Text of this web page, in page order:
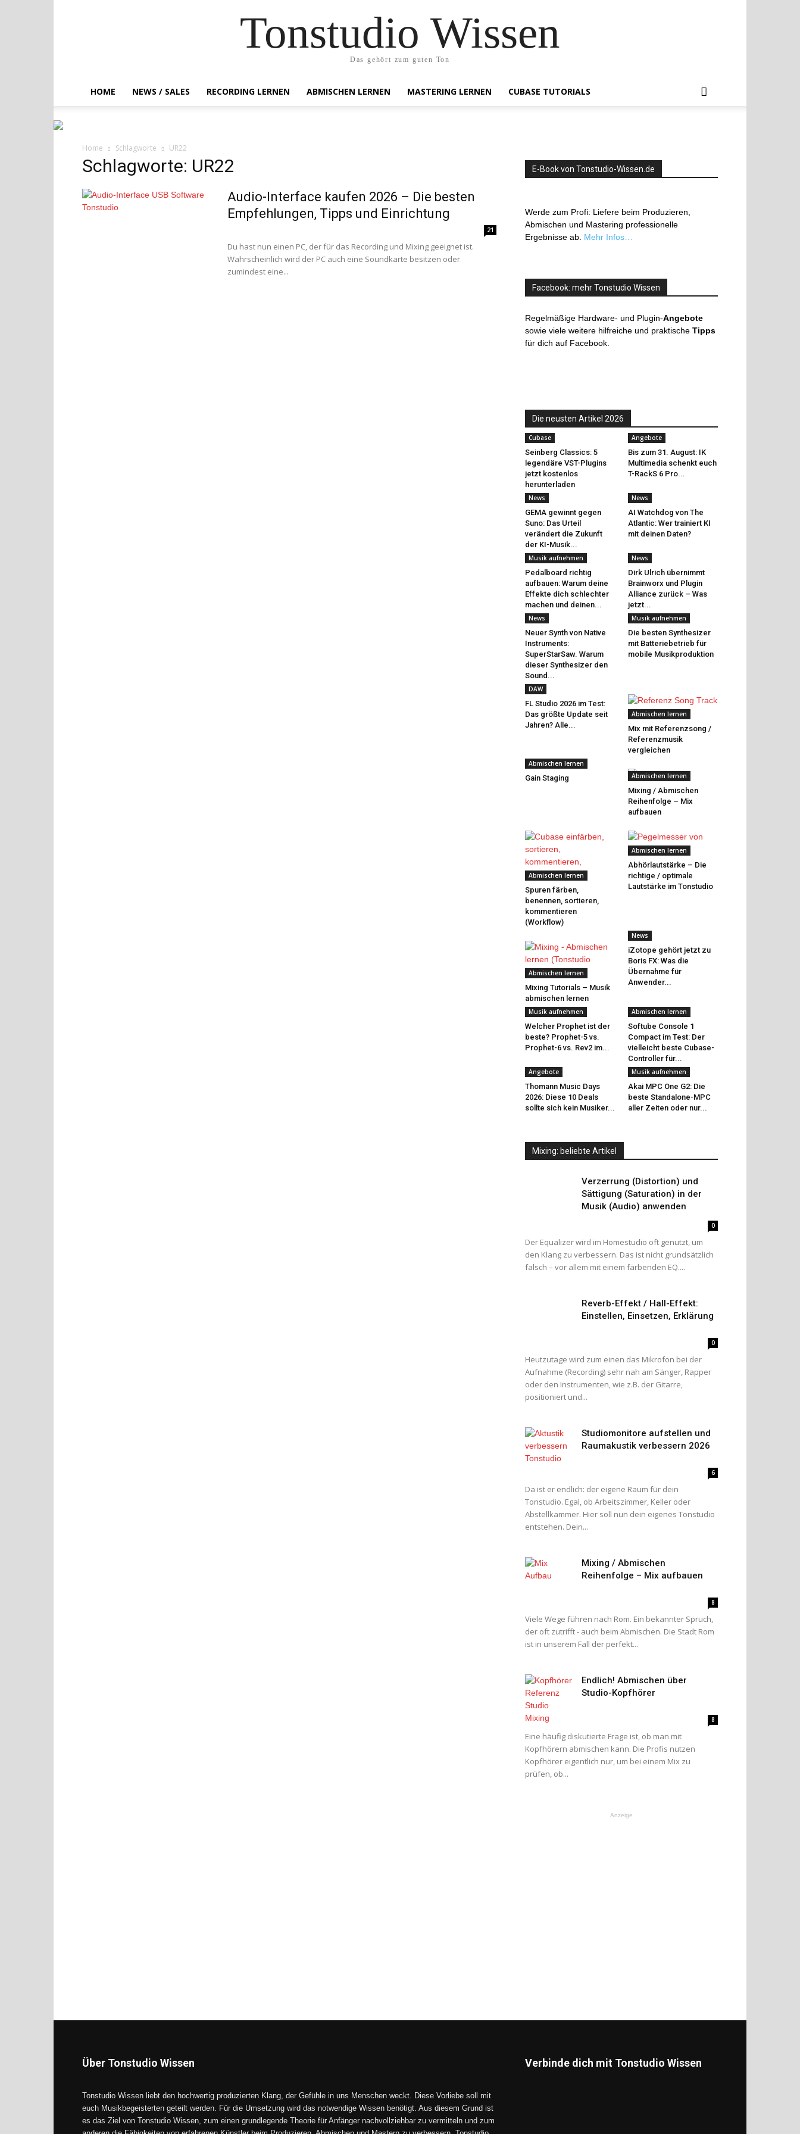
Tonstudio Wissen
Das gehört zum guten Ton
HOME NEWS / SALES RECORDING LERNEN ABMISCHEN LERNEN MASTERING LERNEN CUBASE TUTORIALS
Home Schlagworte UR22
Schlagworte: UR22
Audio-Interface kaufen 2026 – Die besten
Empfehlungen, Tipps und Einrichtung
21
Du hast nun einen PC, der für das Recording und Mixing geeignet ist.
Wahrscheinlich wird der PC auch eine Soundkarte besitzen oder
zumindest eine...
E-Book von Tonstudio-Wissen.de
Werde zum Profi: Liefere beim Produzieren,
Abmischen und Mastering professionelle
Ergebnisse ab. Mehr Infos…
Facebook: mehr Tonstudio Wissen
Regelmäßige Hardware- und Plugin-Angebote
sowie viele weitere hilfreiche und praktische Tipps
für dich auf Facebook.
Die neusten Artikel 2026
Cubase
Seinberg Classics: 5
legendäre VST-Plugins
jetzt kostenlos
herunterladen
Angebote
Bis zum 31. August: IK
Multimedia schenkt euch
T-RackS 6 Pro...
News
GEMA gewinnt gegen
Suno: Das Urteil
verändert die Zukunft
der KI-Musik...
News
AI Watchdog von The
Atlantic: Wer trainiert KI
mit deinen Daten?
Musik aufnehmen
Pedalboard richtig
aufbauen: Warum deine
Effekte dich schlechter
machen und deinen...
News
Dirk Ulrich übernimmt
Brainworx und Plugin
Alliance zurück – Was
jetzt...
News
Neuer Synth von Native
Instruments:
SuperStarSaw. Warum
dieser Synthesizer den
Sound...
Musik aufnehmen
Die besten Synthesizer
mit Batteriebetrieb für
mobile Musikproduktion
DAW
FL Studio 2026 im Test:
Das größte Update seit
Jahren? Alle...
Abmischen lernen
Mix mit Referenzsong /
Referenzmusik
vergleichen
Abmischen lernen
Gain Staging Abmischen lernen
Mixing / Abmischen
Reihenfolge – Mix
aufbauen
Abmischen lernen
Spuren färben,
benennen, sortieren,
kommentieren
(Workflow)
Abmischen lernen
Abhörlautstärke – Die
richtige / optimale
Lautstärke im Tonstudio
Abmischen lernen
Mixing Tutorials – Musik
abmischen lernen
News
iZotope gehört jetzt zu
Boris FX: Was die
Übernahme für
Anwender...
Musik aufnehmen
Welcher Prophet ist der
beste? Prophet-5 vs.
Prophet-6 vs. Rev2 im...
Abmischen lernen
Softube Console 1
Compact im Test: Der
vielleicht beste Cubase-
Controller für...
Angebote
Thomann Music Days
2026: Diese 10 Deals
sollte sich kein Musiker...
Musik aufnehmen
Akai MPC One G2: Die
beste Standalone-MPC
aller Zeiten oder nur...
Mixing: beliebte Artikel
Verzerrung (Distortion) und
Sättigung (Saturation) in der
Musik (Audio) anwenden
0
Der Equalizer wird im Homestudio oft genutzt, um
den Klang zu verbessern. Das ist nicht grundsätzlich
falsch – vor allem mit einem färbenden EQ....
Reverb-Effekt / Hall-Effekt:
Einstellen, Einsetzen, Erklärung
0
Heutzutage wird zum einen das Mikrofon bei der
Aufnahme (Recording) sehr nah am Sänger, Rapper
oder den Instrumenten, wie z.B. der Gitarre,
positioniert und...
Studiomonitore aufstellen und
Raumakustik verbessern 2026
6
Da ist er endlich: der eigene Raum für dein
Tonstudio. Egal, ob Arbeitszimmer, Keller oder
Abstellkammer. Hier soll nun dein eigenes Tonstudio
entstehen. Dein...
Mixing / Abmischen
Reihenfolge – Mix aufbauen
8
Viele Wege führen nach Rom. Ein bekannter Spruch,
der oft zutrifft - auch beim Abmischen. Die Stadt Rom
ist in unserem Fall der perfekt...
Endlich! Abmischen über
Studio-Kopfhörer
8
Eine häufig diskutierte Frage ist, ob man mit
Kopfhörern abmischen kann. Die Profis nutzen
Kopfhörer eigentlich nur, um bei einem Mix zu
prüfen, ob...
Anzeige
Über Tonstudio Wissen
Tonstudio Wissen liebt den hochwertig produzierten Klang, der Gefühle in uns Menschen weckt. Diese Vorliebe soll mit
euch Musikbegeisterten geteilt werden. Für die Umsetzung wird das notwendige Wissen benötigt. Aus diesem Grund ist
es das Ziel von Tonstudio Wissen, zum einen grundlegende Theorie für Anfänger nachvollziehbar zu vermitteln und zum
Verbinde dich mit Tonstudio Wissen